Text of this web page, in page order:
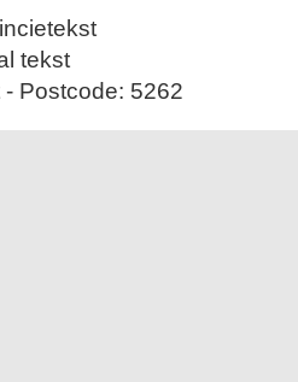
tekst
- Postcode: 5262